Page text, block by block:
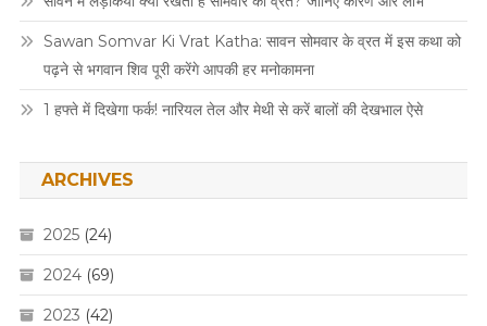
Sawan Somvar Ki Vrat Katha: सावन सोमवार के व्रत में इस कथा को
पढ़ने से भगवान शिव पूरी करेंगे आपकी हर मनोकामना
1 हफ्ते में दिखेगा फर्क! नारियल तेल और मेथी से करें बालों की देखभाल ऐसे
ARCHIVES
2025(24)
2024(69)
2023 (42)